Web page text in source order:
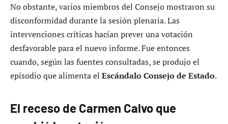
No obstante, varios miembros del Consejo mostraron su
disconformidad durante la sesión plenaria. Las
intervenciones críticas hacían prever una votación
desfavorable para el nuevo informe. Fue entonces
cuando, según las fuentes consultadas, se produjo el
episodio que alimenta el Escándalo Consejo de Estado.
El receso de Carmen Calvo que